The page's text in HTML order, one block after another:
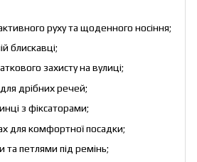
руху та щоденного носіння;
блискавці;
захисту на вулиці;
дрібних речей;
з фіксаторами;
для комфортної посадки;
петлями під ремінь;